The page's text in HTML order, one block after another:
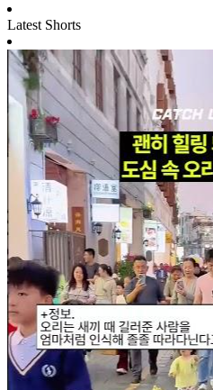
Latest Shorts